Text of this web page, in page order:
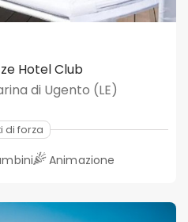
Hotel Club
di Ugento (LE)
di forza
Animazione